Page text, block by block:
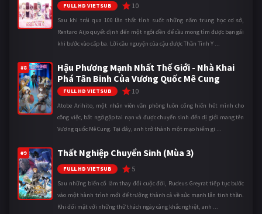
FULL HD VIETSUB 10
Sau khi trải qua 100 lần thất tình suốt những năm trung học cơ sở,
Rentaro Aijo quyết định đến một ngôi đền để cầu mong tìm được bạn gái
khi bước vào cấp ba. Lời cầu nguyện của cậu được Thần Tình Y ...
#8
Hậu Phương Mạnh Nhất Thế Giới - Nhà Khai
Phá Tân Binh Của Vương Quốc Mê Cung
FULL HD VIETSUB 10
Atobe Arihito, một nhân viên văn phòng luôn cống hiến hết mình cho
công việc, bất ngờ gặp tai nạn và được chuyển sinh đến dị giới mang tên
Vương quốc Mê Cung. Tại đây, anh trở thành một mạo hiểm gi ...
#9 Thất Nghiệp Chuyển Sinh (Mùa 3)
FULL HD VIETSUB 5
Sau những biến cố làm thay đổi cuộc đời, Rudeus Greyrat tiếp tục bước
vào một hành trình mới để trưởng thành cả về sức mạnh lẫn tinh thần.
Khi đối mặt với những thử thách ngày càng khắc nghiệt, anh ...